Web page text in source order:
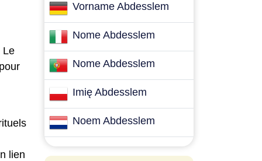
Le
lien
Vorname Abdesslem
Nome Abdesslem
Nome Abdesslem
Imię Abdesslem
Noem Abdesslem